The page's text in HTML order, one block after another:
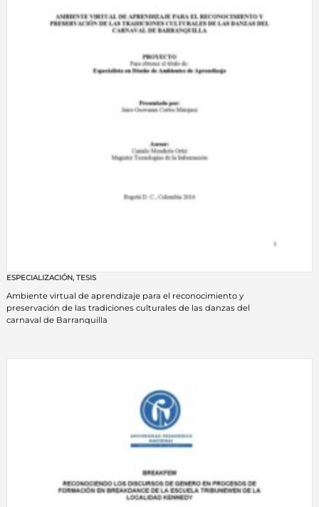
ESPECIALIZACIÓN, TESIS
Ambiente virtual de aprendizaje para el reconocimiento y
preservación de las tradiciones culturales de las danzas del
carnaval de Barranquilla